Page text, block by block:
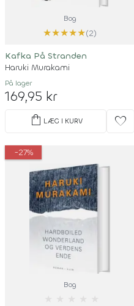
Bog
★★★★★(2)
Kafka På Stranden
Haruki Murakami
På lager
169,95 kr
shopping_bag LÆG I KURV favorite
-27%
Bog